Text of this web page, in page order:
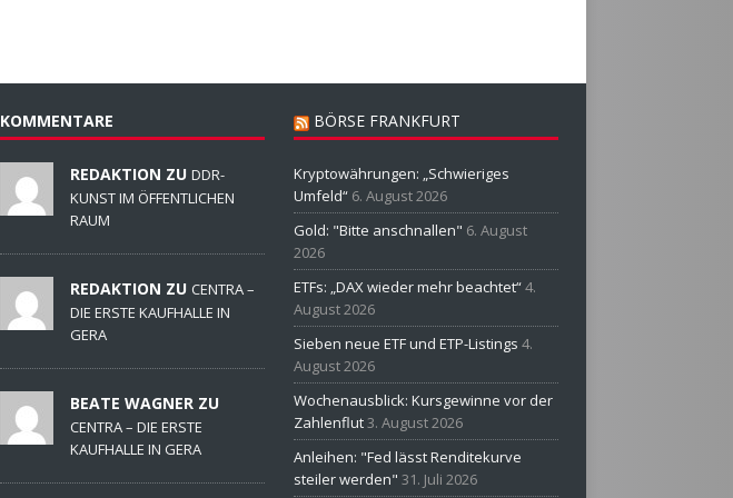
KOMMENTARE
REDAKTION ZU DDR-
KUNST IM ÖFFENTLICHEN
RAUM
REDAKTION ZU CENTRA –
DIE ERSTE KAUFHALLE IN
GERA
BEATE WAGNER ZU
CENTRA – DIE ERSTE
KAUFHALLE IN GERA
BÖRSE FRANKFURT
Kryptowährungen: „Schwieriges
Umfeld“ 6. August 2026
Gold: "Bitte anschnallen" 6. August
2026
ETFs: „DAX wieder mehr beachtet“4.
August 2026
Sieben neue ETF und ETP-Listings 4.
August 2026
Wochenausblick: Kursgewinne vor der
Zahlenflut3. August 2026
Anleihen: "Fed lässt Renditekurve
steiler werden" 31. Juli 2026